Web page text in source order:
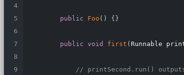
public Foo ( ) {}
public void first ( Runnable
// printSecond.run()